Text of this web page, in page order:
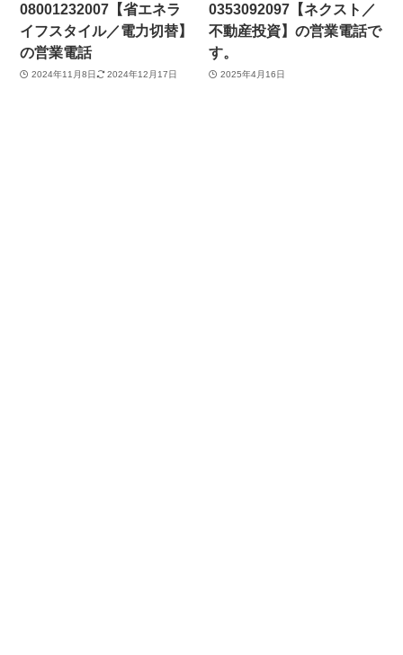
08001232007【省エネラ
イフスタイル／電力切替】
の営業電話
2024年11月8日 2024年12月17日
0353092097【ネクスト／
不動産投資】の営業電話で
す。
2025年4月16日